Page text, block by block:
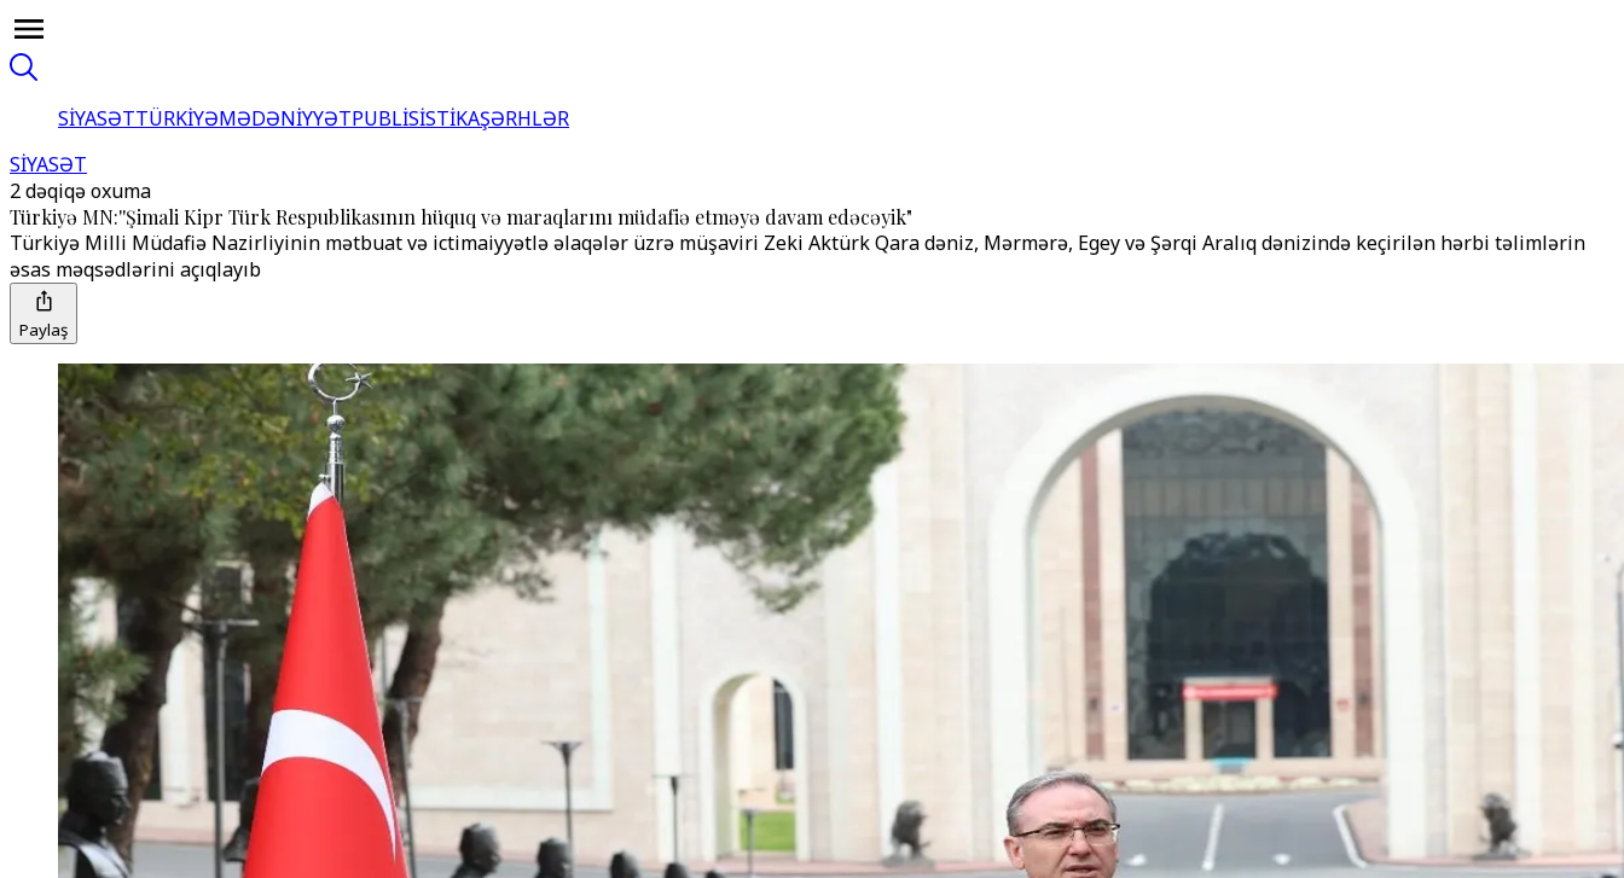
SİYASƏTTÜRKİYƏMƏDƏNİYYƏTPUBLİSİSTİKAŞƏRHLƏR
SİYASƏT
2 dəqiqə oxuma
Türkiyə MN:''Şimali Kipr Türk Respublikasının hüquq və maraqlarını müdafiə etməyə davam edəcəyik"
Türkiyə Milli Müdafiə Nazirliyinin mətbuat və ictimaiyyətlə əlaqələr üzrə müşaviri Zeki Aktürk Qara dəniz, Mərmərə, Egey və Şərqi Aralıq dənizində keçirilən hərbi təlimlərin
əsas məqsədlərini açıqlayıb
Paylaş